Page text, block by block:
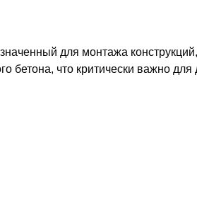
для монтажа
бетона, что критически важно